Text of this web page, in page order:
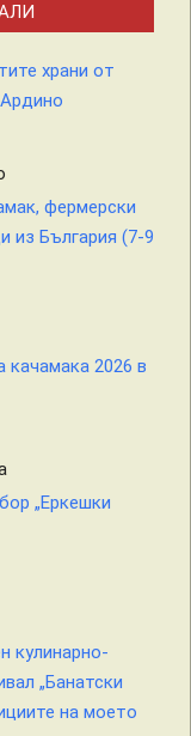
храни от
фермерски
из България (7-9
качамака 2026 в
„Еркешки
кулинарно-
„Банатски
на моето